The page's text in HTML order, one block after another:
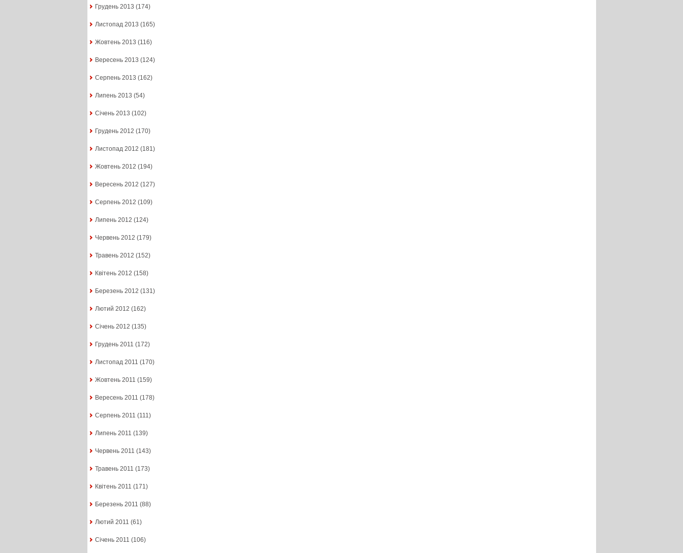
Грудень 2013 (174)
Листопад 2013 (165)
Жовтень 2013 (116)
Вересень 2013 (124)
Серпень 2013 (162)
Липень 2013 (54)
Січень 2013 (102)
Грудень 2012 (170)
Листопад 2012 (181)
Жовтень 2012 (194)
Вересень 2012 (127)
Серпень 2012 (109)
Липень 2012 (124)
Червень 2012 (179)
Травень 2012 (152)
Квітень 2012 (158)
Березень 2012 (131)
Лютий 2012 (162)
Січень 2012 (135)
Грудень 2011 (172)
Листопад 2011 (170)
Жовтень 2011 (159)
Вересень 2011 (178)
Серпень 2011 (111)
Липень 2011 (139)
Червень 2011 (143)
Травень 2011 (173)
Квітень 2011 (171)
Березень 2011 (88)
Лютий 2011 (61)
Січень 2011 (106)